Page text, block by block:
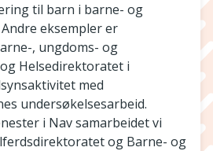
til barn i barne- og
eksempler er
, ungdoms- og
Helsedirektoratet i
med
undersøkelsesarbeid.
i Nav samarbeidet vi
og Barne- og